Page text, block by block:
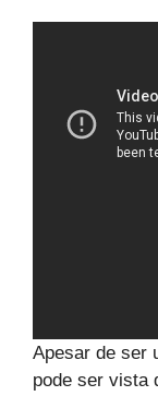
Apesar de ser
pode ser vista